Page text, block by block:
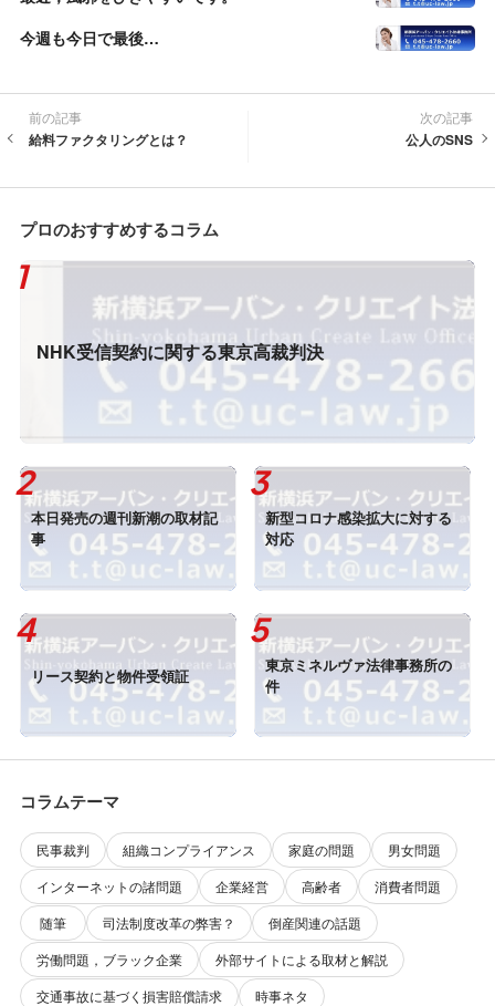
今週も今日で最後…
前の記事
給料ファクタリングとは？
次の記事
公人のSNS
プロのおすすめするコラム
NHK受信契約に関する東京高裁判決
本日発売の週刊新潮の取材記
事
新型コロナ感染拡大に対する
対応
リース契約と物件受領証
東京ミネルヴァ法律事務所の
件
コラムテーマ
民事裁判 組織コンプライアンス 家庭の問題
男女問題
インターネットの諸問題
企業経営 高齢者
消費者問題
随筆
司法制度改革の弊害？
倒産関連の話題
労働問題，ブラック企業
外部サイトによる取材と解説
交通事故に基づく損害賠償請求
時事ネタ